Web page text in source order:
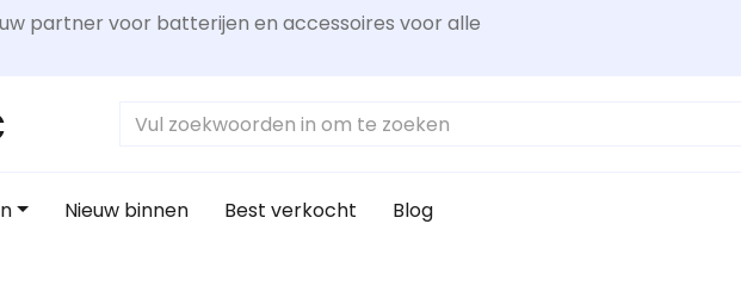
partner voor batterijen en accessoires voor alle
Nieuw binnen Best verkocht Blog